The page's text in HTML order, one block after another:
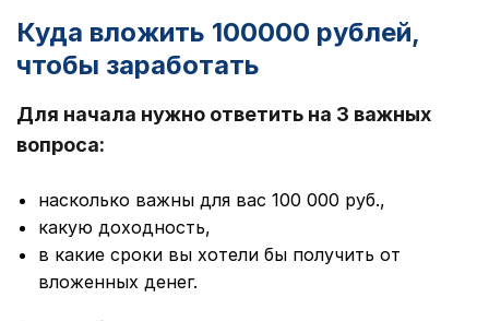
Куда вложить 100000 рублей,
чтобы заработать
Для начала нужно ответить на 3 важных
вопроса:
насколько важны для вас 100 000 руб.,
какую доходность,
в какие сроки вы хотели бы получить от
вложенных денег.